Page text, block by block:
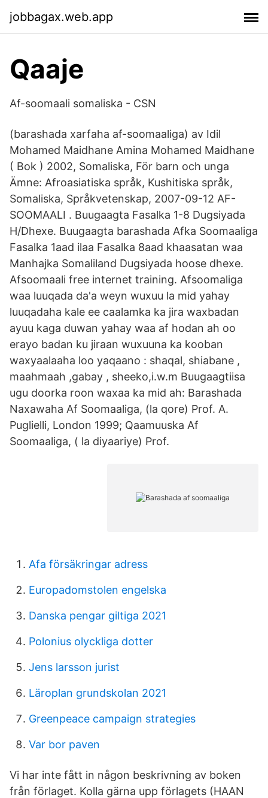
jobbagax.web.app
Qaaje
Af-soomaali somaliska - CSN
(barashada xarfaha af-soomaaliga) av Idil
Mohamed Maidhane Amina Mohamed Maidhane
( Bok ) 2002, Somaliska, För barn och unga
Ämne: Afroasiatiska språk, Kushitiska språk,
Somaliska, Språkvetenskap, 2007-09-12 AF-
SOOMAALI . Buugaagta Fasalka 1-8 Dugsiyada
H/Dhexe. Buugaagta barashada Afka Soomaaliga
Fasalka 1aad ilaa Fasalka 8aad khaasatan waa
Manhajka Somaliland Dugsiyada hoose dhexe.
Afsoomaali free internet training. Afsoomaliga
waa luuqada da'a weyn wuxuu la mid yahay
luuqadaha kale ee caalamka ka jira waxbadan
ayuu kaga duwan yahay waa af hodan ah oo
erayo badan ku jiraan wuxuuna ka kooban
waxyaalaaha loo yaqaano : shaqal, shiabane ,
maahmaah ,gabay , sheeko,i.w.m Buugaagtiisa
ugu doorka roon waxaa ka mid ah: Barashada
Naxawaha Af Soomaaliga, (la qore) Prof. A.
Puglielli, London 1999; Qaamuuska Af
Soomaaliga, ( la diyaariye) Prof.
Afa försäkringar adress
Europadomstolen engelska
Danska pengar giltiga 2021
Polonius olyckliga dotter
Jens larsson jurist
Läroplan grundskolan 2021
Greenpeace campaign strategies
Var bor paven
Vi har inte fått in någon beskrivning av boken
från förlaget. Kolla gärna upp förlagets (HAAN